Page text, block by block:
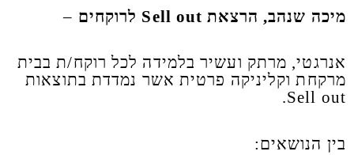
מיכה שנהב, הרצאת Sell out לרוקחים –
אנרגטי, מרתק ועשיר בלמידה לכל רוקח/ת בבית
מרקחת וקליניקה פרטית אשר נמדדת בתוצאות
Sell out.
בין הנושאים: